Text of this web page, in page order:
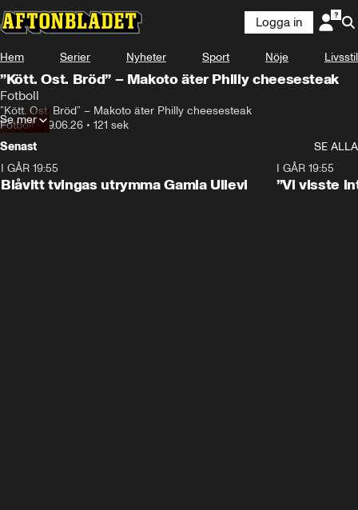
Logga in
Hem Serier Nyheter Sport Nöje Livsstil
”Kött. Ost. Bröd” – Makoto äter Philly cheesesteak
Fotboll
”Kött. Ost. Bröd” – Makoto äter Philly cheesesteak
Fotboll•19.06.26 • 121 sek
Se mer
Senast
SE ALLA
I GÅR 19:55
Blåvitt tvingas utrymma Gamla Ullevi
I GÅR 19:55
”Vi visste